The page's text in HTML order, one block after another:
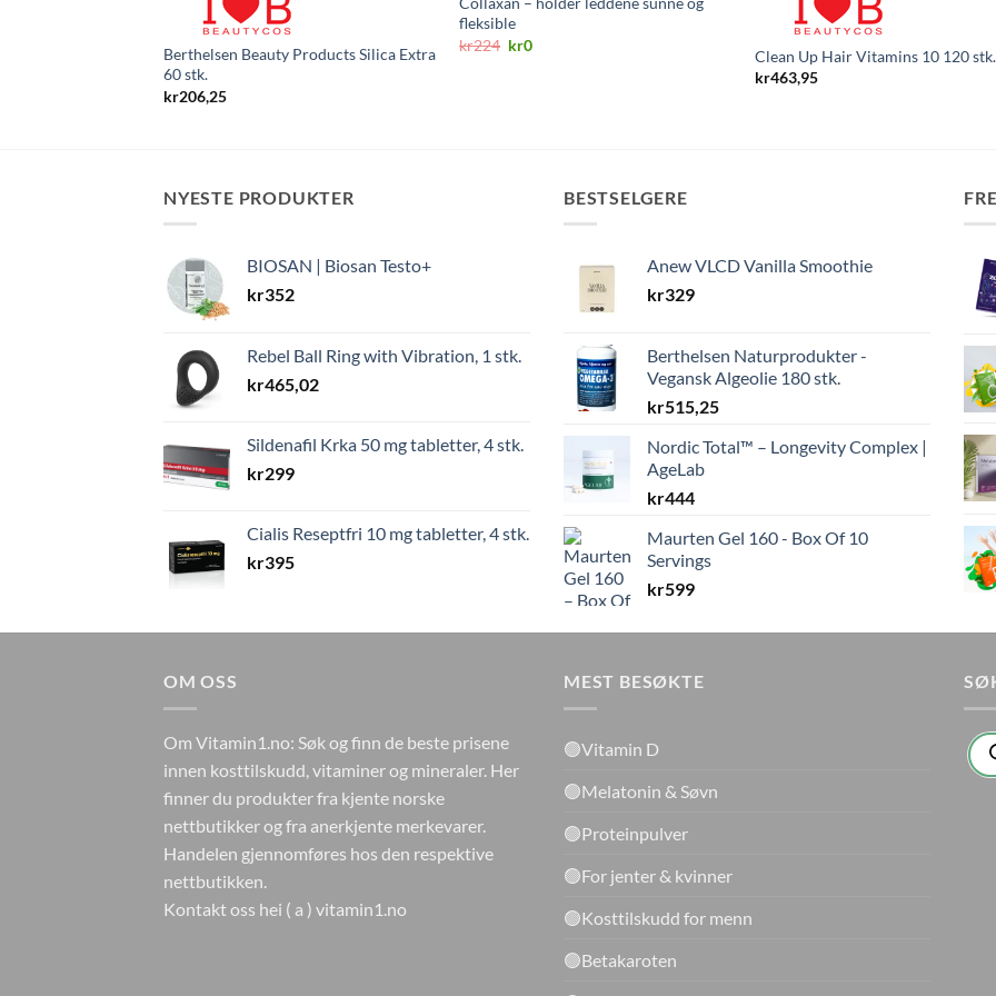
Berthelsen Beauty Products Silica Extra
60 stk.
kr206,25
fleksible
kr224 Opprinnelig
kr0Nåværende
Clean Up Hair Vitamins 10 120 stk.
kr463,95
NYESTE PRODUKTER
BIOSAN | Biosan Testo+
kr352
Rebel Ball Ring with Vibration, 1 stk.
kr465,02
Sildenafil Krka 50 mg tabletter, 4 stk.
kr299
Cialis Reseptfri 10 mg tabletter, 4 stk.
kr395
BESTSELGERE
Anew VLCD Vanilla Smoothie
kr329
Berthelsen Naturprodukter -
Vegansk Algeolie 180 stk.
kr515,25
Nordic Total™ – Longevity Complex |
AgeLab
kr444
Maurten Gel 160 - Box Of 10
Servings
kr599
OM OSS
Om Vitamin1.no: Søk og finn de beste prisene
innen kosttilskudd, vitaminer og mineraler. Her
finner du produkter fra kjente norske
nettbutikker og fra anerkjente merkevarer.
Handelen gjennomføres hos den respektive
nettbutikken.
Kontakt oss hei ( a ) vitamin1.no
MEST BESØKTE
🟢Vitamin D
🟢Melatonin & Søvn
🟢Proteinpulver
🟢For jenter & kvinner
🟢Kosttilskudd for menn
🟢Betakaroten